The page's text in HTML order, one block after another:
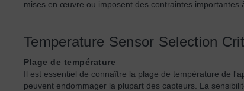
mises en œuvre ou imposent des contraintes importantes
Temperature Sensor Selection
Plage de température
Il est essentiel de connaître la plage de température de
peuvent endommager la plupart des capteurs. La